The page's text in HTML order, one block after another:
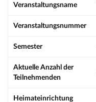
Veranstaltungsname
Veranstaltungsnummer
Semester
Aktuelle Anzahl der
Teilnehmenden
Heimateinrichtung